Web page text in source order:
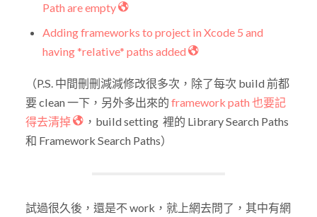
Path are empty
Adding frameworks to project in Xcode 5 and
having *relative* paths added
（P.S. 中間刪刪減減修改很多次，除了每次 build 前都
要 clean 一下，另外多出來的 framework path 也要記
得去清掉
，build setting 裡的 Library Search Paths
和 Framework Search Paths）
試過很久後，還是不 work，就上網去問了，其中有網